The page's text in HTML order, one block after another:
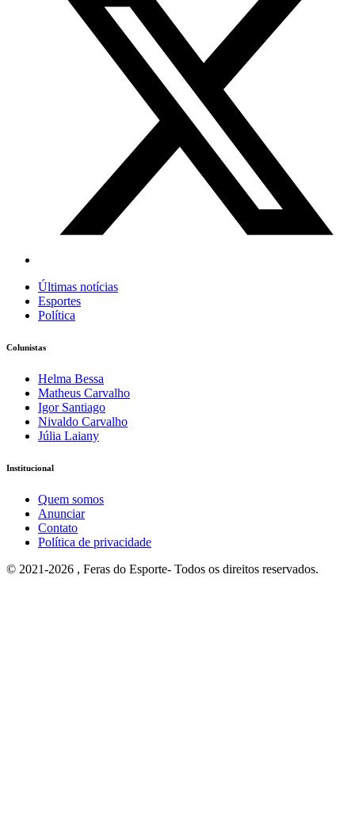
Últimas notícias
Esportes
Política
Colunistas
Helma Bessa
Matheus Carvalho
Igor Santiago
Nivaldo Carvalho
Júlia Laiany
Institucional
Quem somos
Anunciar
Contato
Política de privacidade
© 2021-2026 , Feras do Esporte- Todos os direitos reservados.